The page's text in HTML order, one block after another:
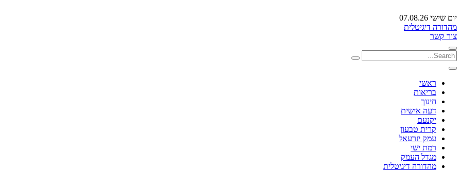
יום שישי 07.08.26
מהדורה דיגיטלית
צור קשר
ראשי
בריאות
חינוך
דעה אישית
יקנעם
קרית טבעון
עמק יזרעאל
רמת ישי
מגדל העמק
מהדורה דיגיטלית